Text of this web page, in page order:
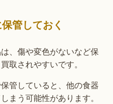
管しておく
、傷や変色がないなど保
取されやすいです。
管していると、他の食器
まう可能性があります。